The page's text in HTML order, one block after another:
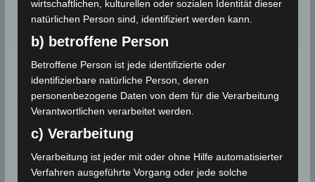
✓ Erlauben
Meteorologisches Institut (INM): Warnung vor hoh
en Temperaturen im ganzen Land am 12./13. Juli 2
019
Maritime Aktivitäten und Baden in allen maritimen
Zonen Tunesiens am Mo., den 15. Juli 2019 verbote
wirtschaftlichen, kulturellen oder sozialen Identität dieser
natürlichen Person sind, identifiziert werden kann.
b) betroffene Person
Betroffene Person ist jede identifizierte oder
identifizierbare natürliche Person, deren
personenbezogene Daten von dem für die Verarbeitung
Verantwortlichen verarbeitet werden.
c) Verarbeitung
Verarbeitung ist jeder mit oder ohne Hilfe automatisierter
Verfahren ausgeführte Vorgang oder jede solche